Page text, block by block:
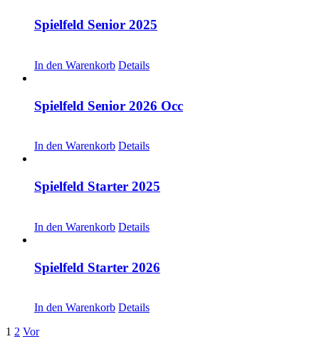
Spielfeld Senior 2025
In den Warenkorb Details
Spielfeld Senior 2026 Occ
In den Warenkorb Details
Spielfeld Starter 2025
In den Warenkorb Details
Spielfeld Starter 2026
In den Warenkorb Details
1 2 Vor